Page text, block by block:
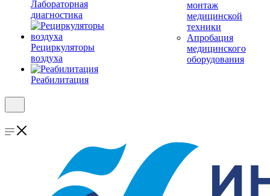
Лабораторная
диагностика
Рециркуляторы
воздуха
Реабилитация
монтаж
медицинской
техники
Апробация
медицинского
оборудования